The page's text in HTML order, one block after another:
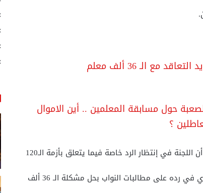
مع الـ 36 ألف معلم
حول مسابقة المعلمين .. أين الاموال
؟
على مطالبات النواب بحل مشكلة الـ 36 ألف